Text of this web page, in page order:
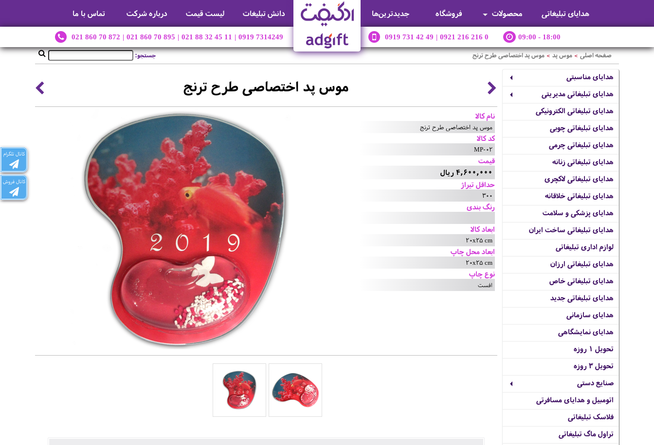
هدایای تبلیغاتی محصولات فروشگاه جديدترين‌ها دانش تبلیغات لیست قیمت درباره شرکت تماس با ما
021 860 70 872 | 021 860 70 895 | 021 88 32 45 11 | 0919 7314249 0919 731 42 49 | 0921 216 216 0 09:00 - 18:00
کانال تلگرام
کانال فروش
جستجو: صفحه اصلی > موس پد > موس پد اختصاصی طرح ترنج
هدایای مناسبتی
هدایای تبلیغاتی مدیریتی
هدایای تبلیغاتی الکترونیکی
هدایای تبلیغاتی چوبی
هدایای تبلیغاتی چرمی
هدایای تبلیغاتی زنانه
هدایای تبلیغاتی لاکچری
هدایای تبلیغاتی خلاقانه
هدایای پزشکی و سلامت
هدایای تبلیغاتی ساخت ایران
لوازم اداری تبلیغاتی
هدایای تبلیغاتی ارزان
هدایای تبلیغاتی خاص
هدایای تبلیغاتی جدید
هدایای سازمانی
هدایای نمایشگاهی
تحویل 1 روزه
تحویل 3 روزه
صنایع دستی
اتومبیل و هدایای مسافرتی
فلاسک تبلیغاتی
تراول ماگ تبلیغاتی
موس پد اختصاصی طرح ترنج
نام کالا
موس پد اختصاصی طرح ترنج
کد کالا
MP-02
قیمت
4,600,000 ریال
حداقل تیراژ
300
رنگ بندی
ابعاد کالا
20x25 cm
ابعاد محل چاپ
20x25 cm
نوع چاپ
افست